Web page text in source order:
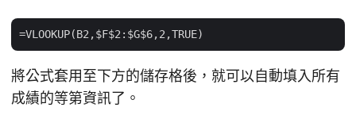
將公式套用至下方的儲存格後，就可以自動填入所有
成績的等第資訊了。